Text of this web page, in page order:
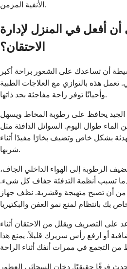
الأنفية المزمن.
أن أفعل في المنزل لإدارة
الاحتقان؟
أن تساعدك على الشعور براحة أكبر
تعمل هذه بالتوازي مع العلاجات الطبية
وأحيانًا توفر راحة مفاجئة بحد ذاتها.
الجيد يحافظ على رطوبة المخاط ويسهل
طوال اليوم. السوائل الدافئة مثل
بشكل خاص وتضيف بخارًا مفيدًا أثناء
شربها.
الرطوبة إلى الهواء الداخلي الجاف،
تسبب أنظمة التدفئة جفاف كل شيء.
من أن تصبح متهيجة وقشرية. نظف جهاز
على التصريف ويقلل من الاحتقان أثناء
أو ارفع رأس سريرك قليلاً. يمنع هذا
فرقًا حقيقيًا. دخان السجائر، العطور